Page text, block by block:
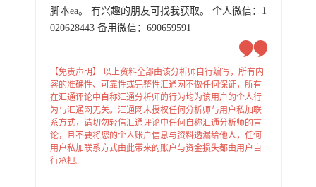
脚本ea。 有兴趣的朋友可找我获取。 个人微信：1
020628443 备用微信：690659591
【免责声明】 以上资料全部由该分析师自行编写，所有内
容的准确性、可靠性或完整性汇通网不做任何保证，所有
在汇通评论中自称汇通分析师的行为均为该用户的个人行
为与汇通网无关。汇通网未授权任何分析师与用户私加联
系方式，请切勿轻信汇通评论中任何自称汇通分析师的言
论，且不要将您的个人账户信息与资料透漏给他人，任何
用户私加联系方式由此带来的账户与资金损失都由用户自
行承担。